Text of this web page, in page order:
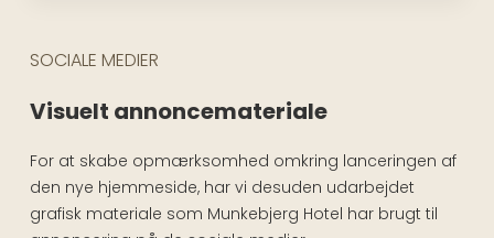
SOCIALE MEDIER
Visuelt annoncemateriale
For at skabe opmærksomhed omkring lanceringen af
den nye hjemmeside, har vi desuden udarbejdet
grafisk materiale som Munkebjerg Hotel har brugt til